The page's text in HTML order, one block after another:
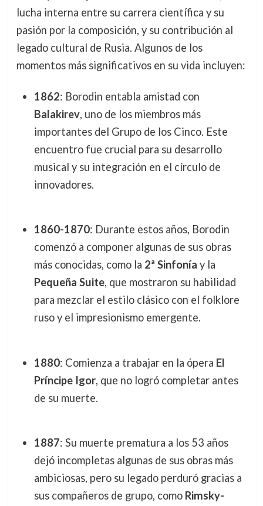
lucha interna entre su carrera científica y su
pasión por la composición, y su contribución al
legado cultural de Rusia. Algunos de los
momentos más significativos en su vida incluyen:
1862: Borodin entabla amistad con
Balakirev, uno de los miembros más
importantes del Grupo de los Cinco. Este
encuentro fue crucial para su desarrollo
musical y su integración en el círculo de
innovadores.
1860-1870: Durante estos años, Borodin
comenzó a componer algunas de sus obras
más conocidas, como la 2ª Sinfonía y la
Pequeña Suite, que mostraron su habilidad
para mezclar el estilo clásico con el folklore
ruso y el impresionismo emergente.
1880: Comienza a trabajar en la ópera El
Príncipe Igor, que no logró completar antes
de su muerte.
1887: Su muerte prematura a los 53 años
dejó incompletas algunas de sus obras más
ambiciosas, pero su legado perduró gracias a
sus compañeros de grupo, como Rimsky-